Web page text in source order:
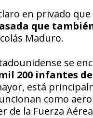
en privado
que
Maduro.
se
200 infantes
está
como
de la Fuerza